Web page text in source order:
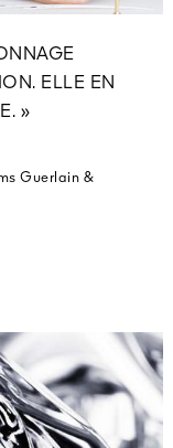
ELLE EN
»
Guerlain &